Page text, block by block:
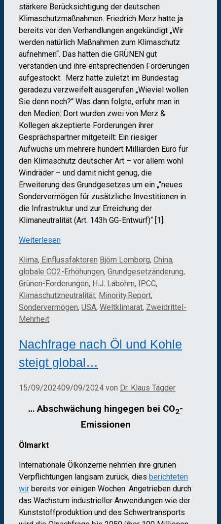
stärkere Berücksichtigung der deutschen
Klimaschutzmaßnahmen. Friedrich Merz hatte ja
bereits vor den Verhandlungen angekündigt „Wir
werden natürlich Maßnahmen zum Klimaschutz
aufnehmen“. Das hatten die GRÜNEN gut
verstanden und ihre entsprechenden Forderungen
aufgestockt. Merz hatte zuletzt im Bundestag
geradezu verzweifelt ausgerufen „Wieviel wollen
Sie denn noch?“ Was dann folgte, erfuhr man in
den Medien: Dort wurden zwei von Merz &
Kollegen akzeptierte Forderungen ihrer
Gesprächspartner mitgeteilt: Ein riesiger
Aufwuchs um mehrere hundert Milliarden Euro für
den Klimaschutz deutscher Art – vor allem wohl
Windräder – und damit nicht genug, die
Erweiterung des Grundgesetzes um ein „“neues
Sondervermögen für zusätzliche Investitionen in
die Infrastruktur und zur Erreichung der
Klimaneutralität (Art. 143h GG-Entwurf)“ [1].
Weiterlesen
Kategorien
Klima, Einflussfaktoren Schlagwörter
Björn Lomborg, China,
globale CO2-Erhöhungen, Grundgesetzänderung,
Grünen-Forderungen, H.J. Labohm, IPCC,
Klimaschutzneutralität, Minority.Report,
Sondervermögen, USA, Weltklimarat, Zweidrittel-
Mehrheit
Nachfrage nach Öl und Kohle
steigt global…
15/09/202409/09/2024 von Dr. Klaus Tägder
… Abschwächung hingegen bei CO2-
Emissionen
Ölmarkt
Internationale Ölkonzerne nehmen ihre grünen
Verpflichtungen langsam zurück, dies berichteten
wir bereits vor einigen Wochen. Angetrieben durch
das Wachstum industrieller Anwendungen wie der
Kunststoffproduktion und des Schwertransports